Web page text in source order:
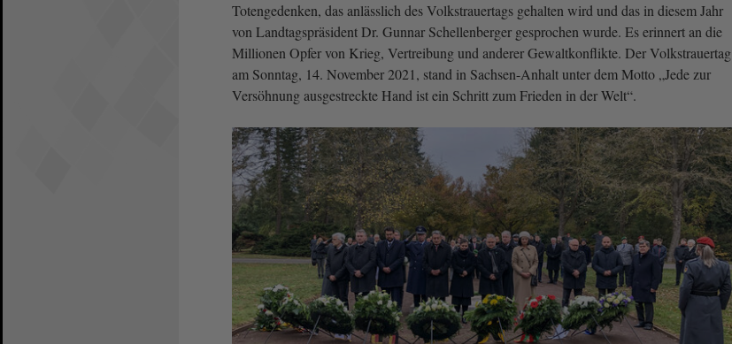
Totengedenken, das anlässlich des Volkstrauertags gehalten wird und das in diesem Jahr
von Landtagspräsident Dr. Gunnar Schellenberger gesprochen wurde. Es erinnert an die
Millionen Opfer von Krieg, Vertreibung und anderer Gewaltkonflikte. Der Volkstrauertag
am Sonntag, 14. November 2021, stand in Sachsen-Anhalt unter dem Motto „Jede zur
Versöhnung ausgestreckte Hand ist ein Schritt zum Frieden in der Welt“.